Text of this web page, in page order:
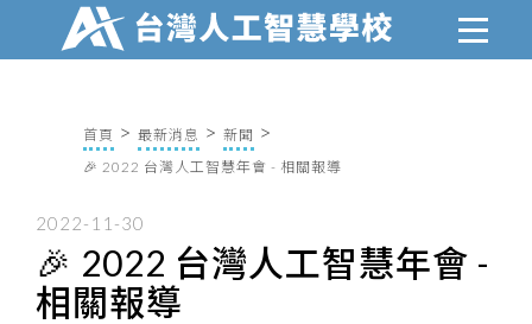
首頁 最新消息
新聞
🎉 2022 台灣人工智慧年會 - 相關報導
2022-11-30
🎉 2022 台灣人工智慧年會 -
相關報導